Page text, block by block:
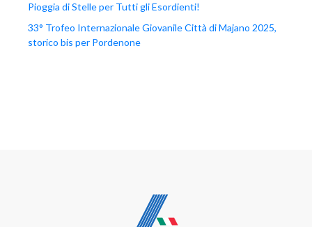
Pioggia di Stelle per Tutti gli Esordienti!
33° Trofeo Internazionale Giovanile Città di Majano 2025,
storico bis per Pordenone